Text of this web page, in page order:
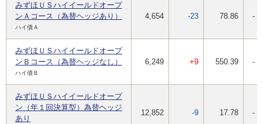
みずほＵＳハイイールドオープ
ンＡコース（為替ヘッジあり）
ハイ債Ａ
4,654 -23 78.86 -
みずほＵＳハイイールドオープ
ンＢコース（為替ヘッジなし）
ハイ債Ｂ
6,249 +9 550.39 -
みずほＵＳハイイールドオープ
ン（年１回決算型）為替ヘッジ
あり
12,852 -9 17.78 -